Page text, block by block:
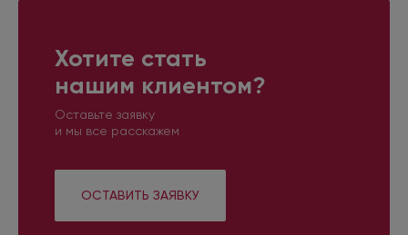
Хотите стать
нашим клиентом?
Оставьте заявку
и мы все расскажем
ОСТАВИТЬ ЗАЯВКУ